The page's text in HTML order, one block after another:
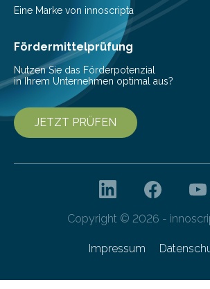
Eine Marke von innoscripta
Fördermittelprüfung
Nutzen Sie das Förderpotenzial
in Ihrem Unternehmen optimal aus?
JETZT PRÜFEN
Copyright © 2026 -
Impressum